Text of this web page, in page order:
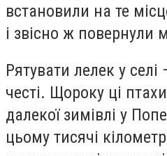
встановили на те
і звісно ж повернули
Рятувати лелек у
честі. Щороку ці
далекої зимівлі у
цьому тисячі